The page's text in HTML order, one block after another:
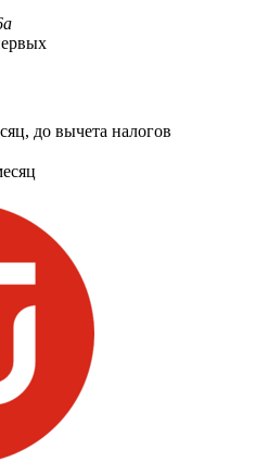
до вычета налогов